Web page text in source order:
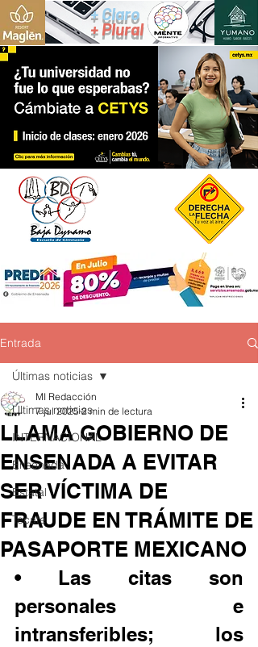
+ Claro
+ Plural
Entrada
Últimas noticias
INTERNACIONAL
Ensenada
Estatal
Tecate
Últimas noticias
LLAMA GOBIERNO DE
ENSENADA A EVITAR
SER VÍCTIMA DE
FRAUDE EN TRÁMITE DE
PASAPORTE MEXICANO
MI Redacción
7 jul 2025 2 min de lectura
• Las citas son
personales e
intransferibles; los